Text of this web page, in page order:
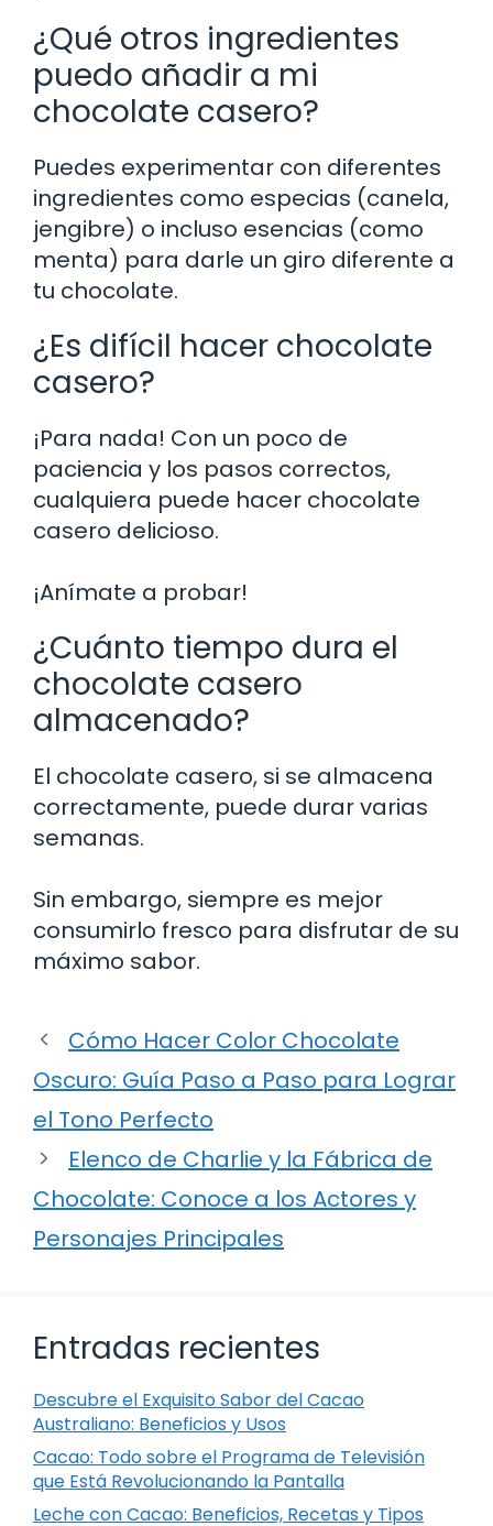
¿Qué otros ingredientes
puedo añadir a mi
chocolate casero?
Puedes experimentar con diferentes
ingredientes como especias (canela,
jengibre) o incluso esencias (como
menta) para darle un giro diferente a
tu chocolate.
¿Es difícil hacer chocolate
casero?
¡Para nada! Con un poco de
paciencia y los pasos correctos,
cualquiera puede hacer chocolate
casero delicioso.
¡Anímate a probar!
¿Cuánto tiempo dura el
chocolate casero
almacenado?
El chocolate casero, si se almacena
correctamente, puede durar varias
semanas.
Sin embargo, siempre es mejor
consumirlo fresco para disfrutar de su
máximo sabor.
Cómo Hacer Color Chocolate
Oscuro: Guía Paso a Paso para Lograr
el Tono Perfecto
Elenco de Charlie y la Fábrica de
Chocolate: Conoce a los Actores y
Personajes Principales
Entradas recientes
Descubre el Exquisito Sabor del Cacao
Australiano: Beneficios y Usos
Cacao: Todo sobre el Programa de Televisión
que Está Revolucionando la Pantalla
Leche con Cacao: Beneficios, Recetas y Tipos